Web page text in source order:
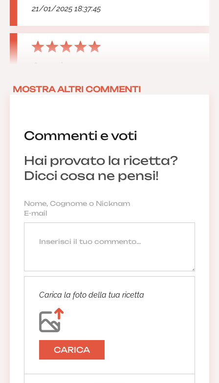
Commenti e voti
Hai provato la ricetta?
Dicci cosa ne pensi!
Carica la foto della tua ricetta
CARICA
21/01/2025 18:37:45
Anonimo
Facile, veloce ed economico, ottimo piatto,
grazie.
30/06/2024 07:33:13Rispondi
La Redazione
Sono felice di essserti stata utile 😃
Anonimo
30/06/2024 07:32:15
MOSTRA ALTRI COMMENTI